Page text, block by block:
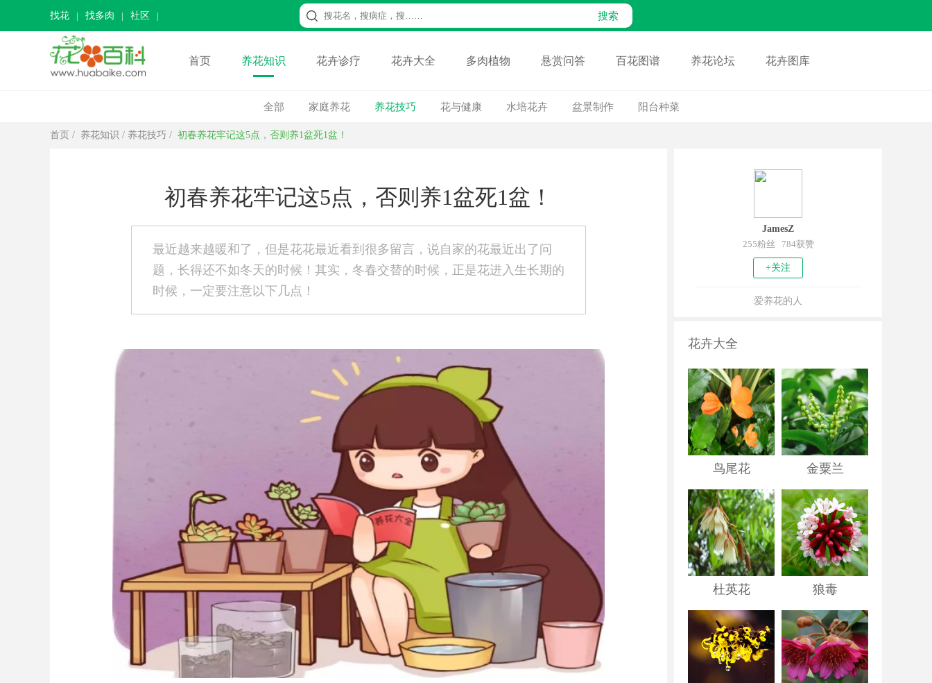
找花 找多肉 社区
首页 养花知识 花卉诊疗 花卉大全 多肉植物 悬赏问答 百花图谱 养花论坛 花卉图库
全部 家庭养花 养花技巧 花与健康 水培花卉 盆景制作 阳台种菜
首页 / 养花知识 / 养花技巧 / 初春养花牢记这5点，否则养1盆死1盆！
初春养花牢记这5点，否则养1盆死1盆！
最近越来越暖和了，但是花花最近看到很多留言，说自家的花最近出了问
题，长得还不如冬天的时候！其实，冬春交替的时候，正是花进入生长期的
时候，一定要注意以下几点！
JamesZ
255粉丝 784获赞
+关注
爱养花的人
花卉大全
鸟尾花 金粟兰
杜英花 狼毒